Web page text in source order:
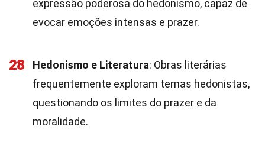
expressão poderosa do hedonismo, capaz de
evocar emoções intensas e prazer.
28 Hedonismo e Literatura: Obras literárias
frequentemente exploram temas hedonistas,
questionando os limites do prazer e da
moralidade.